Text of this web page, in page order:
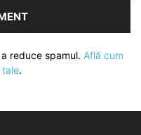
reduce spamul. Află cum
tale.